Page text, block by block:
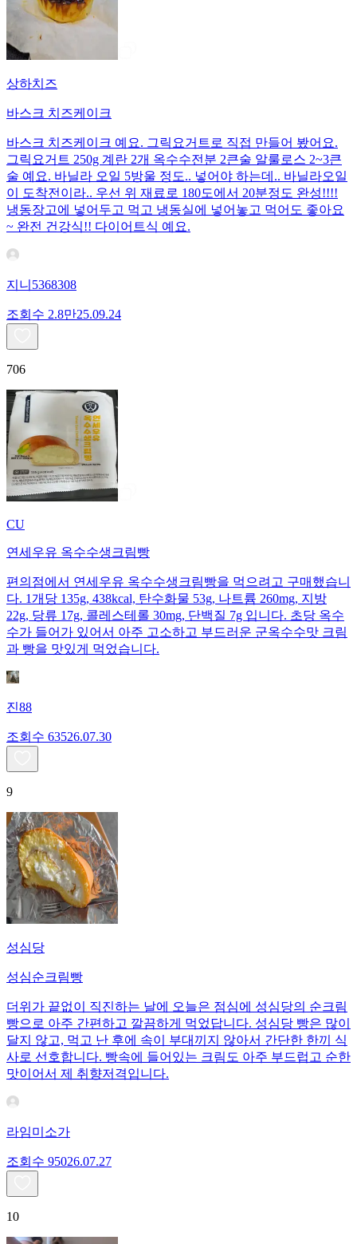
상하치즈
바스크 치즈케이크
바스크 치즈케이크 예요. 그릭요거트로 직접 만들어 봤어요.
그릭요거트 250g 계란 2개 옥수수전분 2큰술 알룰로스 2~3큰
술 예요. 바닐라 오일 5방울 정도.. 넣어야 하는데.. 바닐라오일
이 도착전이라.. 우선 위 재료로 180도에서 20분정도 완성!!!!
냉동장고에 넣어두고 먹고 냉동실에 넣어놓고 먹어도 좋아요
~ 완전 건강식!! 다이어트식 예요.
지니5368308
조회수 2.8만25.09.24
706
CU
연세우유 옥수수생크림빵
편의점에서 연세우유 옥수수생크림빵을 먹으려고 구매했습니
다. 1개당 135g, 438kcal, 탄수화물 53g, 나트륨 260mg, 지방
22g, 당류 17g, 콜레스테롤 30mg, 단백질 7g 입니다. 초당 옥수
수가 들어가 있어서 아주 고소하고 부드러운 군옥수수맛 크림
과 빵을 맛있게 먹었습니다.
진88
조회수 63526.07.30
9
성심당
성심순크림빵
더위가 끝없이 직진하는 날에 오늘은 점심에 성심당의 순크림
빵으로 아주 간편하고 깔끔하게 먹었답니다. 성심당 빵은 많이
달지 않고, 먹고 난 후에 속이 부대끼지 않아서 간단한 한끼 식
사로 선호합니다. 빵속에 들어있는 크림도 아주 부드럽고 순한
맛이어서 제 취향저격입니다.
라임미소가
조회수 95026.07.27
10